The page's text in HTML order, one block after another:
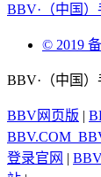
BBV·（中国
© 2019
BBV·（中国
BBV网页版 |
登录官网 |